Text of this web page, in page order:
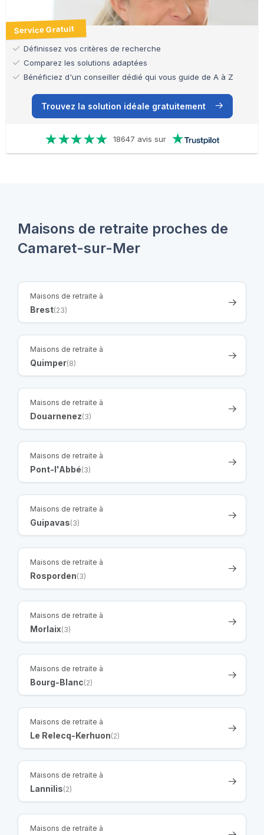
Service Gratuit
Définissez vos critères de recherche
Comparez les solutions adaptées
Bénéficiez d'un conseiller dédié qui vous guide de A à Z
Trouvez la solution idéale gratuitement
18647 avis sur
Maisons de retraite proches de
Camaret-sur-Mer
Maisons de retraite à
Brest(23)
Maisons de retraite à
Quimper(8)
Maisons de retraite à
Douarnenez(3)
Maisons de retraite à
Pont-l'Abbé(3)
Maisons de retraite à
Guipavas(3)
Maisons de retraite à
Rosporden(3)
Maisons de retraite à
Morlaix(3)
Maisons de retraite à
Bourg-Blanc(2)
Maisons de retraite à
Le Relecq-Kerhuon(2)
Maisons de retraite à
Lannilis(2)
Maisons de retraite à